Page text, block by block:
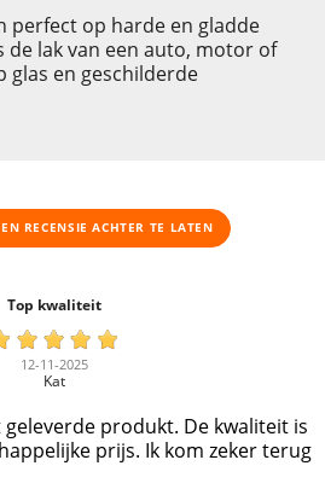
perfect op harde en gladde
de lak van een auto, motor of
glas en geschilderde
​​RECENSIE ACHTER TE LATEN
Top kwaliteit
12-11-2025
Kat
produkt. De kwaliteit is
prijs. Ik kom zeker terug